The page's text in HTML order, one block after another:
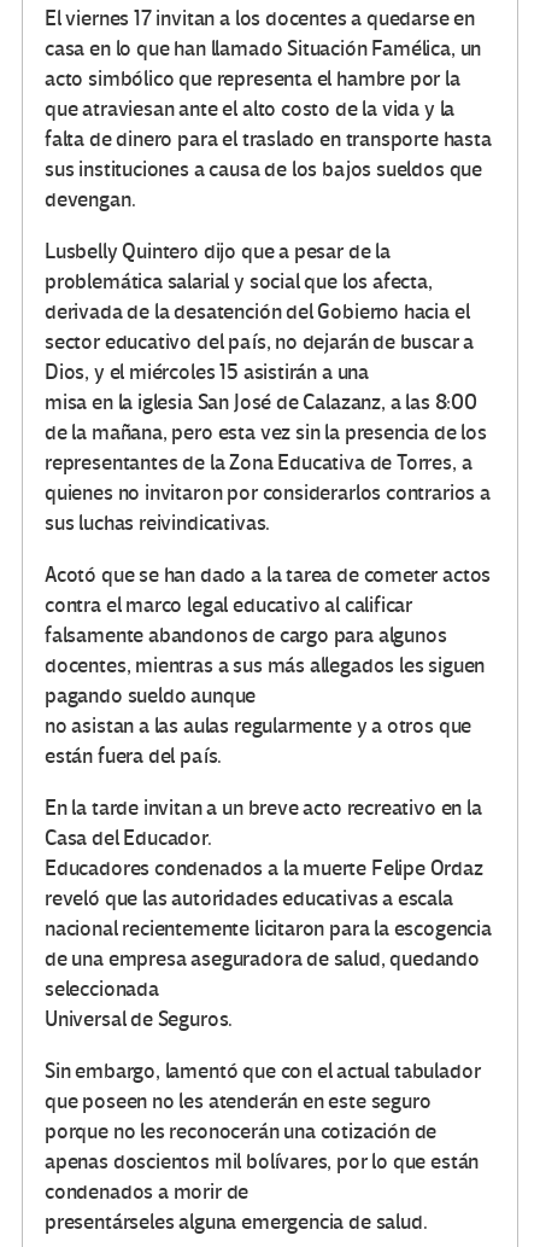
El viernes 17 invitan a los docentes a quedarse en
casa en lo que han llamado Situación Famélica, un
acto simbólico que representa el hambre por la
que atraviesan ante el alto costo de la vida y la
falta de dinero para el traslado en transporte hasta
sus instituciones a causa de los bajos sueldos que
devengan.
Lusbelly Quintero dijo que a pesar de la
problemática salarial y social que los afecta,
derivada de la desatención del Gobierno hacia el
sector educativo del país, no dejarán de buscar a
Dios, y el miércoles 15 asistirán a una
misa en la iglesia San José de Calazanz, a las 8:00
de la mañana, pero esta vez sin la presencia de los
representantes de la Zona Educativa de Torres, a
quienes no invitaron por considerarlos contrarios a
sus luchas reivindicativas.
Acotó que se han dado a la tarea de cometer actos
contra el marco legal educativo al calificar
falsamente abandonos de cargo para algunos
docentes, mientras a sus más allegados les siguen
pagando sueldo aunque
no asistan a las aulas regularmente y a otros que
están fuera del país.
En la tarde invitan a un breve acto recreativo en la
Casa del Educador.
Educadores condenados a la muerte Felipe Ordaz
reveló que las autoridades educativas a escala
nacional recientemente licitaron para la escogencia
de una empresa aseguradora de salud, quedando
seleccionada
Universal de Seguros.
Sin embargo, lamentó que con el actual tabulador
que poseen no les atenderán en este seguro
porque no les reconocerán una cotización de
apenas doscientos mil bolívares, por lo que están
condenados a morir de
presentárseles alguna emergencia de salud.